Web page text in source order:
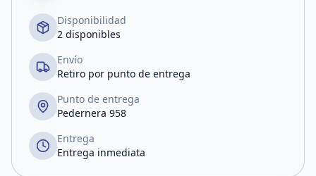
Disponibilidad
2 disponibles
Envío
Retiro por punto de entrega
Punto de entrega
Pedernera 958
Entrega
Entrega inmediata